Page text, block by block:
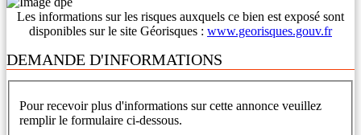
Les informations sur les risques auxquels ce bien est exposé sont
disponibles sur le site Géorisques : www.georisques.gouv.fr
DEMANDE D'INFORMATIONS
Pour recevoir plus d'informations sur cette annonce veuillez
remplir le formulaire ci-dessous.